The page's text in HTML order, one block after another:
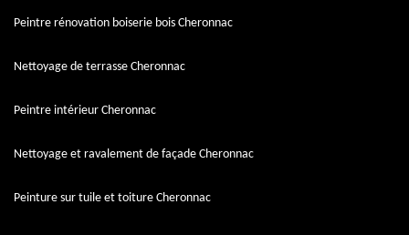
Peintre rénovation boiserie bois Cheronnac
Nettoyage de terrasse Cheronnac
Peintre intérieur Cheronnac
Nettoyage et ravalement de façade Cheronnac
Peinture sur tuile et toiture Cheronnac